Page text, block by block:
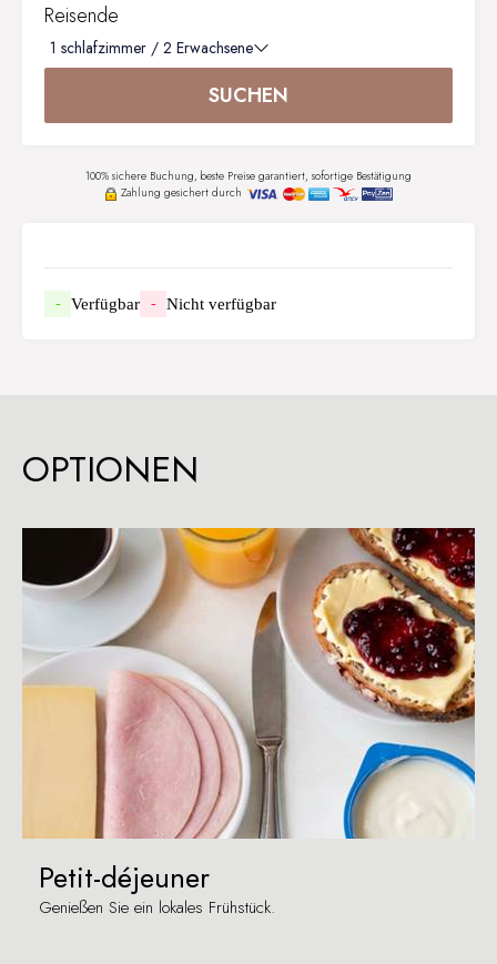
Reisende
1 schlafzimmer / 2 Erwachsene
SUCHEN
100% sichere Buchung, beste Preise garantiert, sofortige Bestätigung
Zahlung gesichert durch
- Verfügbar - Nicht verfügbar
OPTIONEN
Petit-déjeuner
Genießen Sie ein lokales Frühstück.